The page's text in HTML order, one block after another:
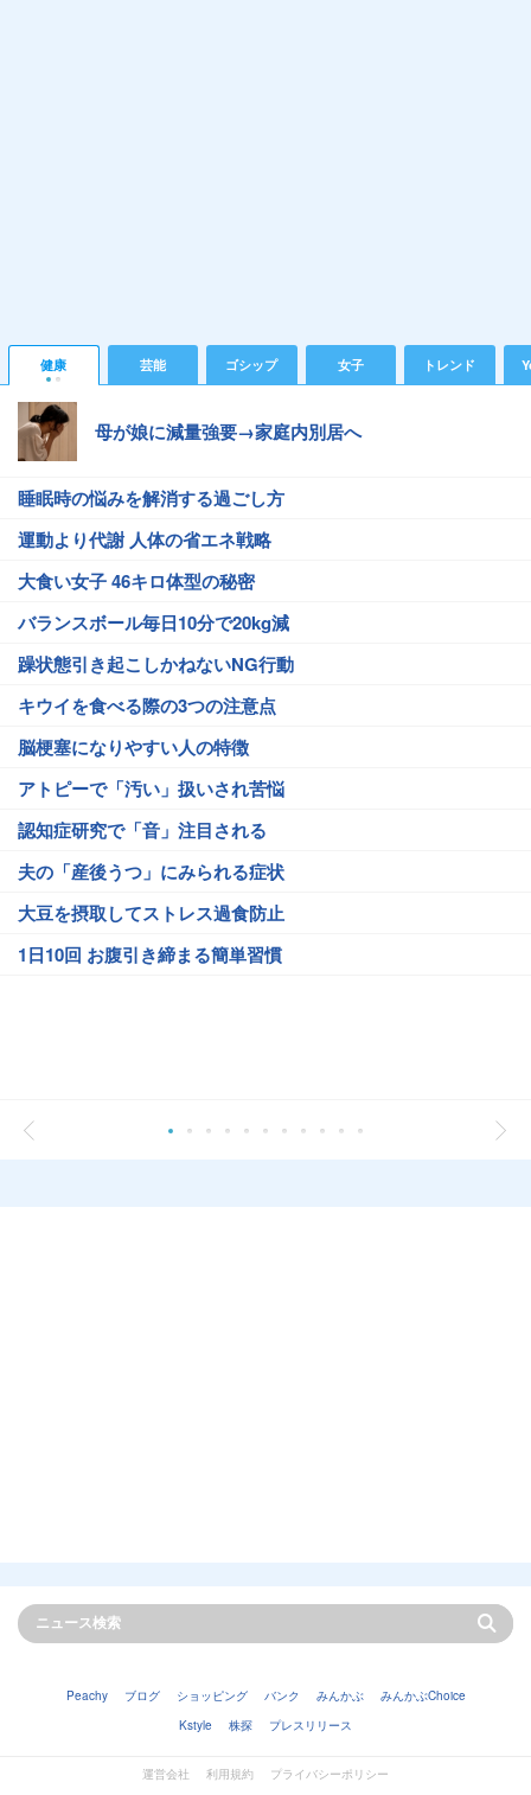
健康 芸能 ゴシップ 女子 トレンド
母が娘に減量強要→家庭内別居へ
睡眠時の悩みを解消する過ごし方
運動より代謝 人体の省エネ戦略
大食い女子 46キロ体型の秘密
バランスボール毎日10分で20kg減
躁状態引き起こしかねないNG行動
キウイを食べる際の3つの注意点
脳梗塞になりやすい人の特徴
アトピーで「汚い」扱いされ苦悩
認知症研究で「音」注目される
夫の「産後うつ」にみられる症状
大豆を摂取してストレス過食防止
1日10回 お腹引き締まる簡単習慣
Peachy ブログ ショッピング バンク みんかぶ
みんかぶChoice
Kstyle
株探 プレスリリース
運営会社 利用規約
プライバシーポリシー